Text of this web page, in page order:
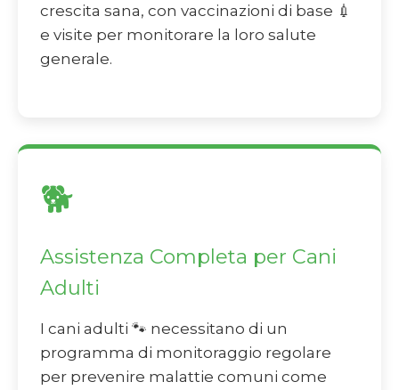
crescita sana, con vaccinazioni di base 💉
e visite per monitorare la loro salute
generale.
🐕
Assistenza Completa per Cani
Adulti
I cani adulti 🐾 necessitano di un
programma di monitoraggio regolare
per prevenire malattie comuni come